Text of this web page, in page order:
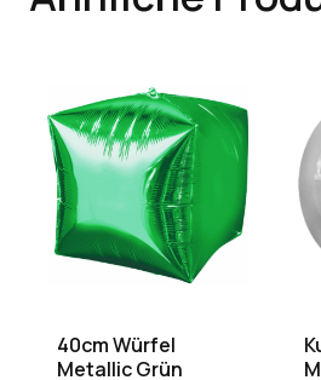
40cm Würfel
Metallic Grün